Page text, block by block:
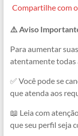
e
b
o
o
k
t
s
A
p
p
e
g
r
a
m
Compartilhe com
⚠️ Aviso
Para aumentar
atentamente todas
✅ Você pode se
que atenda aos
📖 Leia com
que seu perfil seja